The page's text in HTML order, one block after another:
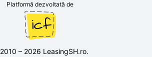
Platformă dezvoltată de
2010 – 2026 LeasingSH.ro.